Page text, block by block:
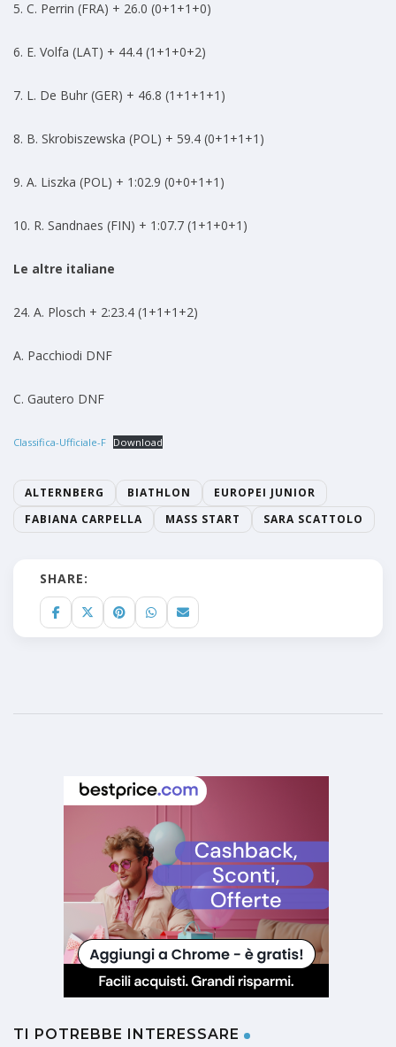
5. C. Perrin (FRA) + 26.0 (0+1+1+0)
6. E. Volfa (LAT) + 44.4 (1+1+0+2)
7. L. De Buhr (GER) + 46.8 (1+1+1+1)
8. B. Skrobiszewska (POL) + 59.4 (0+1+1+1)
9. A. Liszka (POL) + 1:02.9 (0+0+1+1)
10. R. Sandnaes (FIN) + 1:07.7 (1+1+0+1)
Le altre italiane
24. A. Plosch + 2:23.4 (1+1+1+2)
A. Pacchiodi DNF
C. Gautero DNF
Classifica-Ufficiale-F Download
ALTERNBERG BIATHLON
EUROPEI JUNIOR
FABIANA CARPELLA
MASS START SARA SCATTOLO
SHARE:
TI POTREBBE INTERESSARE